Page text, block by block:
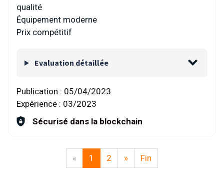
qualité
Équipement moderne
Prix compétitif
Evaluation détaillée
Publication : 05/04/2023
Expérience : 03/2023
Sécurisé dans la blockchain
« 1 2 » Fin